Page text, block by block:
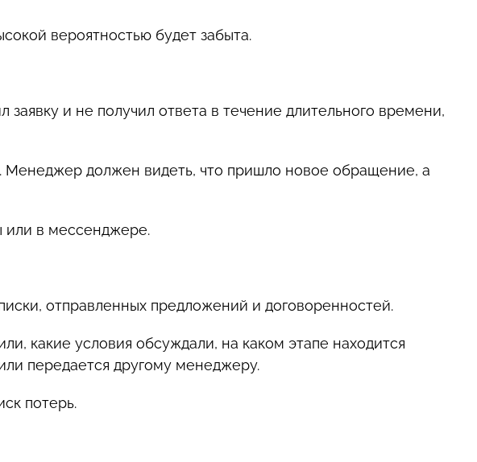
вероятностью будет забыта.
и не получил ответа в течение длительного времени,
Менеджер должен видеть, что пришло новое обращение, а
или в мессенджере.
отправленных предложений и договоренностей.
какие условия обсуждали, на каком этапе находится
передается другому менеджеру.
потерь.